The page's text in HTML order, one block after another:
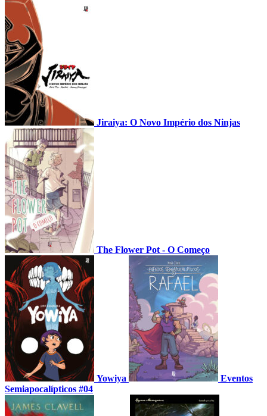
Jiraiya: O Novo Império dos Ninjas
The Flower Pot - O Começo
Yowiya
Eventos
Semiapocalípticos #04